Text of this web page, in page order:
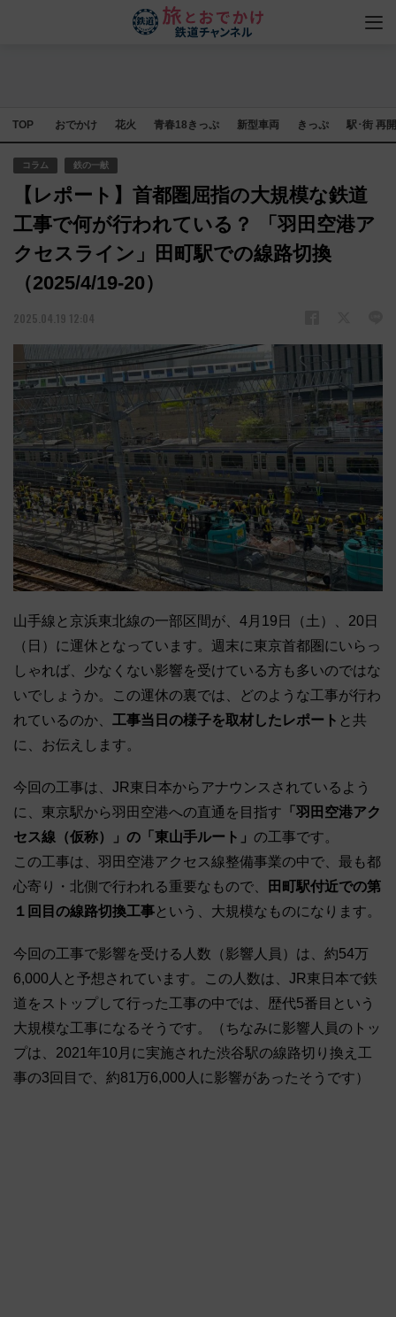
TOP おでかけ 花火 青春18きっぷ 新型車両 きっぷ 駅･街 再
コラム 鉄の一献
【レポート】首都圏屈指の大規模な鉄道
工事で何が行われている？ 「羽田空港ア
クセスライン」田町駅での線路切換
（2025/4/19-20）
2025.04.19 12:04
山手線と京浜東北線の一部区間が、4月19日（土）、20日
（日）に運休となっています。週末に東京首都圏にいらっ
しゃれば、少なくない影響を受けている方も多いのではな
いでしょうか。この運休の裏では、どのような工事が行わ
れているのか、 工事当日の様子を取材したレポート と共
に、お伝えします。
今回の工事は、JR東日本からアナウンスされているよう
に、東京駅から羽田空港への直通を目指す 「羽田空港アク
セス線（仮称）」の「東山手ルート」 の工事です。
この工事は、羽田空港アクセス線整備事業の中で、最も都
心寄り・北側で行われる重要なもので、
田町駅付近での第
１回目の線路切換工事という、大規模なものになります。
今回の工事で影響を受ける人数（影響人員）は、約54万
6,000人と予想されています。この人数は、JR東日本で鉄
道をストップして行った工事の中では、歴代5番目という
大規模な工事になるそうです。（ちなみに影響人員のトッ
プは、2021年10月に実施された渋谷駅の線路切り換え工
事の3回目で、約81万6,000人に影響があったそうです）